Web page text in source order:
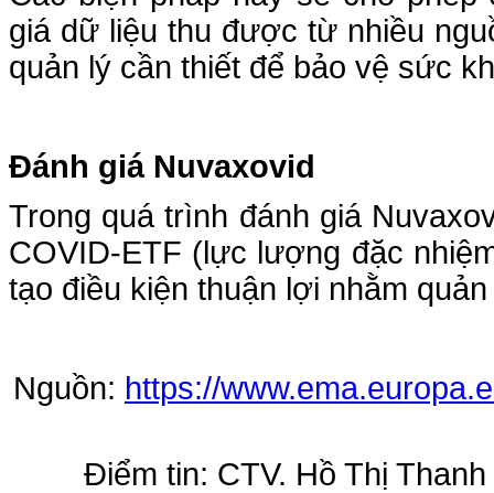
giá dữ liệu thu được từ nhiều
quản lý cần thiết để bảo vệ sức
Đánh giá Nuvaxovid
Trong quá trình đánh giá
COVID-ETF (lực lượng đặc
tạo điều kiện thuận lợi nhằm
Nguồn: https://
Điểm tin: CTV. Hồ Thị